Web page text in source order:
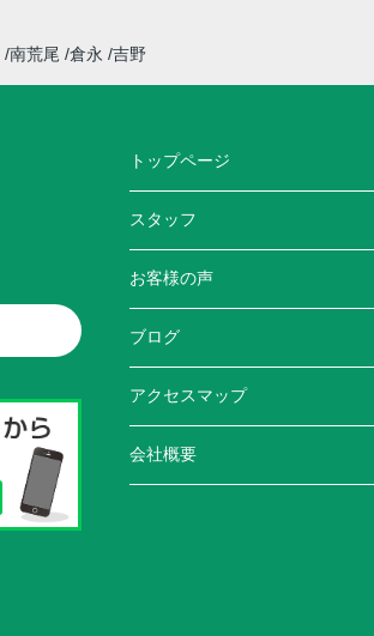
南荒尾 倉永 吉野
トップページ
スタッフ
お客様の声
ブログ
アクセスマップ
会社概要